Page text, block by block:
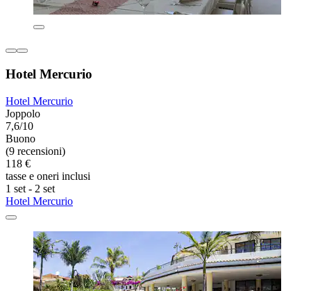
Hotel Mercurio
Hotel Mercurio
Joppolo
7,6/10
Buono
(9 recensioni)
118 €
tasse e oneri inclusi
1 set - 2 set
Hotel Mercurio